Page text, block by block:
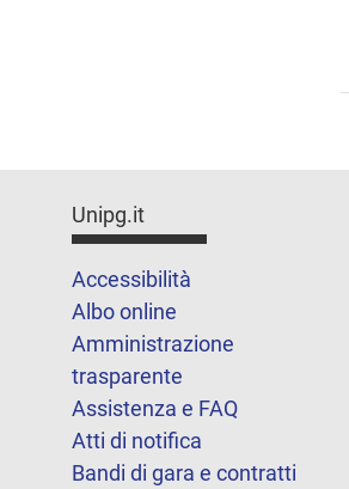
Unipg.it
Accessibilità
Albo online
Amministrazione
trasparente
Assistenza e FAQ
Atti di notifica
Bandi di gara e contratti